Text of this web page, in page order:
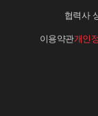
협력사
이용약관개인